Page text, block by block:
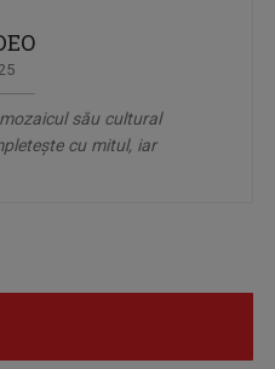
său cultural
cu mitul, iar